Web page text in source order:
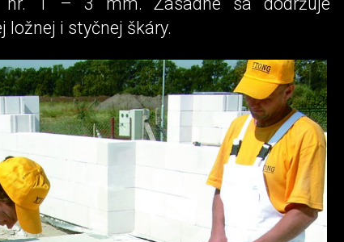
ložnej i styčnej škáry.